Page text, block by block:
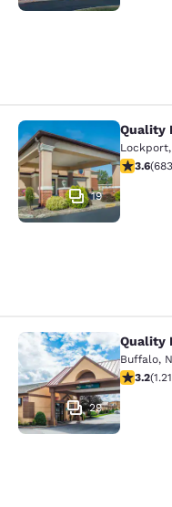
Quality Inn
19
Quality
Lockport,
3.59-
3.6(683
Quality Inn
29
Quality
Buffalo,
3.2-3.2(